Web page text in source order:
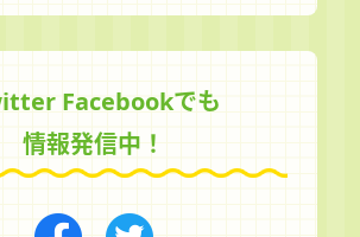
Facebookでも
情報発信中！